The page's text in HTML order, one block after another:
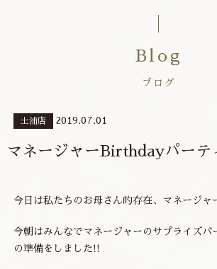
Blog
ブログ
土浦店 2019.07.01
マネージャーBirthdayパー
今日は私たちのお母さん的存在、マネージャ
今朝はみんなでマネージャーのサプライズバ
の準備をしました!!